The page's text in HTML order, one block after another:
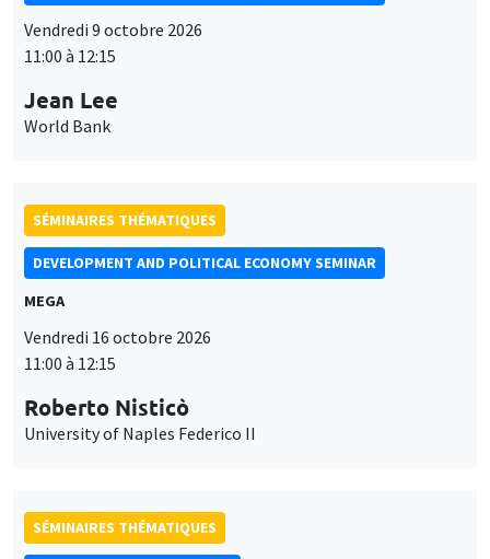
Vendredi 9 octobre 2026
11:00 à 12:15
Jean Lee
World Bank
SÉMINAIRES THÉMATIQUES
DEVELOPMENT AND POLITICAL ECONOMY SEMINAR
MEGA
Vendredi 16 octobre 2026
11:00 à 12:15
Roberto Nisticò
University of Naples Federico II
SÉMINAIRES THÉMATIQUES